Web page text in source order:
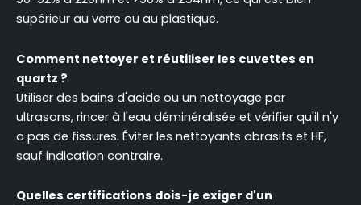
supérieur au verre ou au plastique.
Comment nettoyer et réutiliser les cuvettes en
quartz ?
Utiliser des bains d'acide ou un nettoyage par
ultrasons, rincer à l'eau déminéralisée et vérifier qu'il n'y
a pas de fissures. Éviter les nettoyants abrasifs et HF,
sauf indication contraire.
Quelles certifications dois-je exiger d'un